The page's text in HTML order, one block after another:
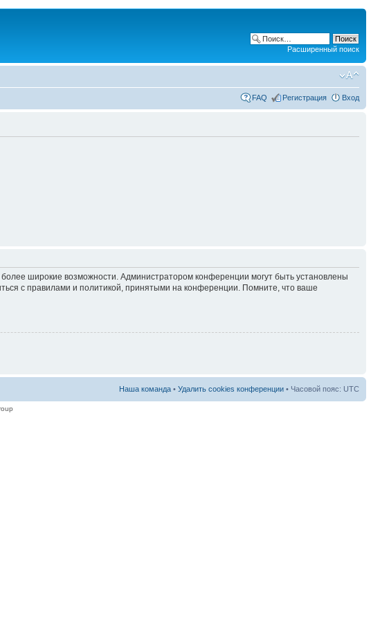
Расширенный поиск
FAQ Регистрация Вход
широкие возможности. Администратором конференции могут быть установлены
с правилами и политикой, принятыми на конференции. Помните, что ваше
Наша команда • Удалить cookies конференции • Часовой пояс: UTC